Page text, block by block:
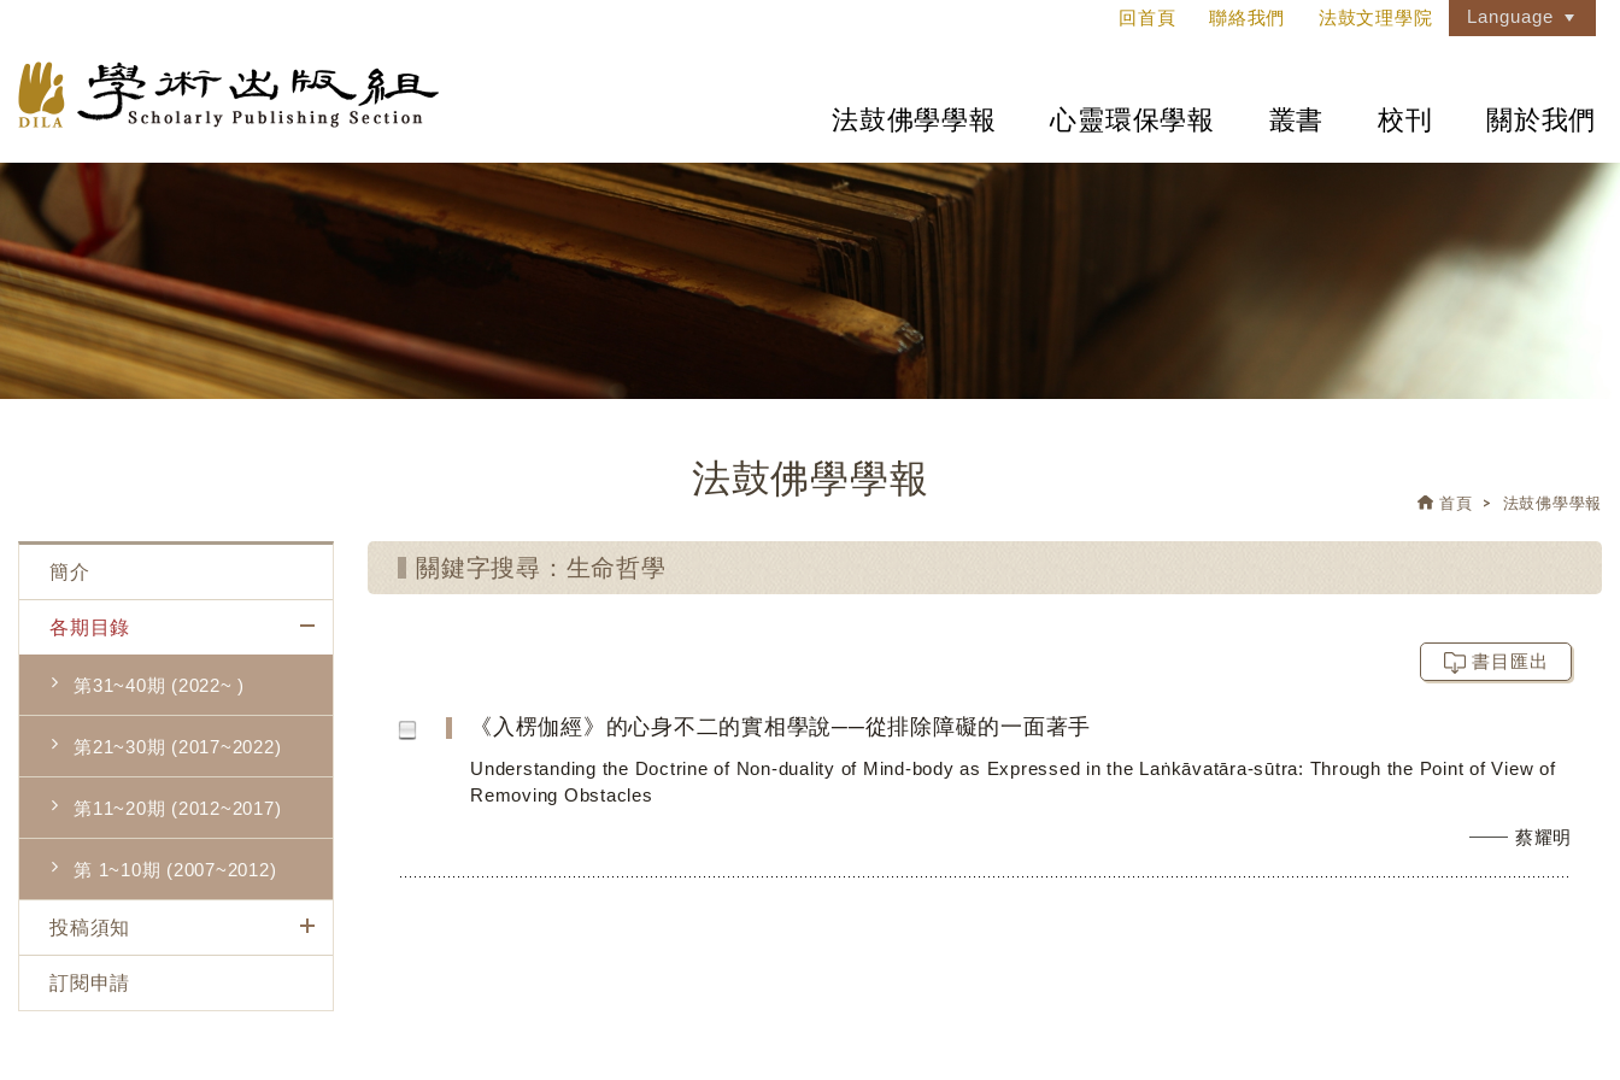
回首頁 聯絡我們 法鼓文理學院 Language
法鼓佛學學報 心靈環保學報 叢書 校刊 關於我們
法鼓佛學學報
首頁 法鼓佛學學報
簡介
各期目錄
第31~40期 (2022~ )
第21~30期 (2017~2022)
第11~20期 (2012~2017)
第 1~10期 (2007~2012)
投稿須知
訂閱申請
關鍵字搜尋：生命哲學
書目匯出
《入楞伽經》的心身不二的實相學說──從排除障礙的一面著手
Understanding the Doctrine of Non-duality of Mind-body as Expressed in the Laṅkāvatāra-sūtra: Through the Point of View of
Removing Obstacles
蔡耀明